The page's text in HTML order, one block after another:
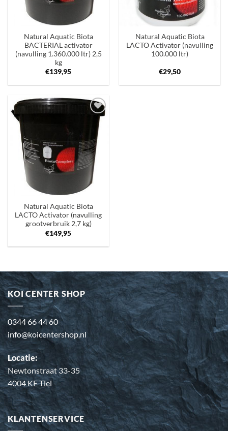
Natural Aquatic Biota
BACTERIAL activator
(navulling 1.360.000 ltr) 2,5
kg
€139,95
Natural Aquatic Biota
LACTO Activator (navulling
100.000 ltr)
€29,50
Toevoegen
verlanglijst
Natural Aquatic Biota
LACTO Activator (navulling
grootverbruik 2,7 kg)
€149,95
KOI CENTER SHOP
0344 66 44 60
info@koicentershop.nl
Locatie:
Newtonstraat 33-35
4004 KE Tiel
KLANTENSERVICE